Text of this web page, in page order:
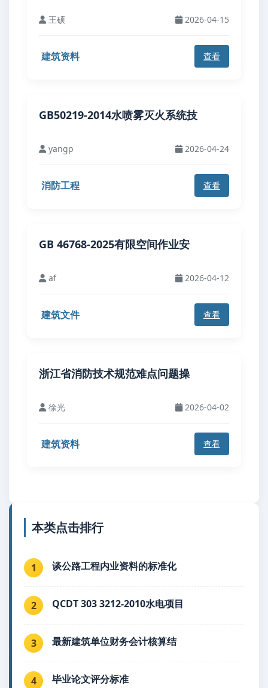
王硕 2026-04-15
建筑资料 查看
GB50219-2014水喷雾灭火系统技
yangp 2026-04-24
消防工程 查看
GB 46768-2025有限空间作业安
af 2026-04-12
建筑文件 查看
浙江省消防技术规范难点问题操
徐光 2026-04-02
建筑资料 查看
本类点击排行
1 谈公路工程内业资料的标准化
2 QCDT 303 3212-2010水电项目
3 最新建筑单位财务会计核算结
4 毕业论文评分标准